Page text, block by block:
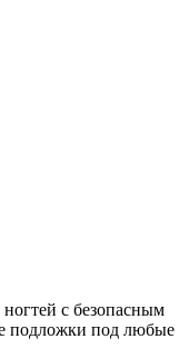
ногтей с безопасным
подложки под любые